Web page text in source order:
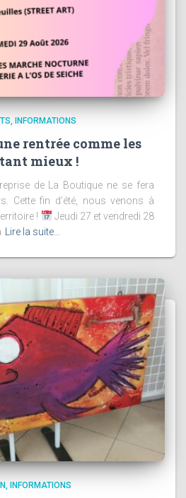
INFORMATIONS
rentrée comme les
tant mieux !
de La Boutique ne se fera
Cette fin d’été, nous venons à
!
Jeudi 27 et vendredi 28
Lire la suite…
INFORMATIONS